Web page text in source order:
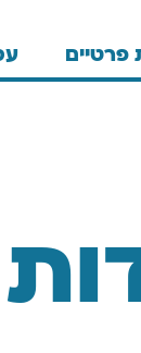
פרטיים